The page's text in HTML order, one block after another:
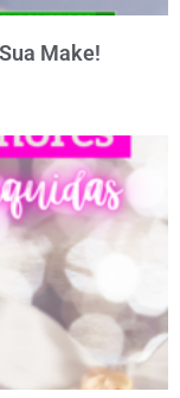
Make!